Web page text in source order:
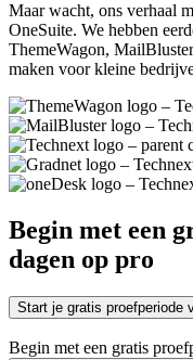
Maar wacht, ons verhaal
OneSuite. We hebben
ThemeWagon,
maken voor kleine
Begin met een
dagen op pro
Start je gratis proefperiode
Begin met een gratis